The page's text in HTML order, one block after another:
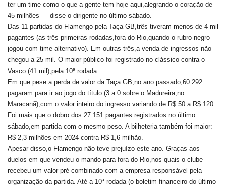
ter um time como o que a gente tem hoje aqui,alegrando o coração de
45 milhões — disse o dirigente no último sábado.
Das 11 partidas do Flamengo pela Taça GB,três tiveram menos de 4 mil
pagantes (as três primeiras rodadas,fora do Rio,quando o rubro-negro
jogou com time alternativo). Em outras três,a venda de ingressos não
chegou a 25 mil. O maior público foi registrado no clássico contra o
Vasco (41 mil),pela 10ª rodada.
Em que pese a perda de valor da Taça GB,no ano passado,60.292
pagaram para ir ao jogo do título (3 a 0 sobre o Madureira,no
Maracanã),com o valor inteiro do ingresso variando de R$ 50 a R$ 120.
Foi mais que o dobro dos 27.151 pagantes registrados no último
sábado,em partida com o mesmo peso. A bilheteria também foi maior:
R$ 2,3 milhões em 2024 contra R$ 1,6 milhão.
Apesar disso,o Flamengo não teve prejuízo este ano. Graças aos
duelos em que vendeu o mando para fora do Rio,nos quais o clube
recebeu um valor pré-combinado com a empresa responsável pela
organização da partida. Até a 10ª rodada (o boletim financeiro do último